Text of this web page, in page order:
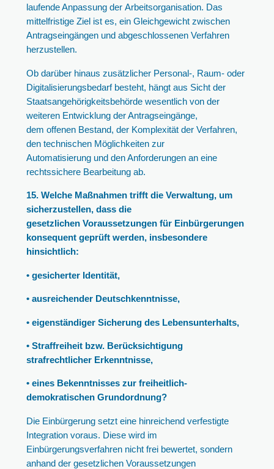
laufende Anpassung der Arbeitsorganisation. Das
mittelfristige Ziel ist es, ein Gleichgewicht zwischen
Antragseingängen und abgeschlossenen Verfahren
herzustellen.
Ob darüber hinaus zusätzlicher Personal-, Raum- oder
Digitalisierungsbedarf besteht, hängt aus Sicht der
Staatsangehörigkeitsbehörde wesentlich von der
weiteren Entwicklung der Antragseingänge,
dem offenen Bestand, der Komplexität der Verfahren,
den technischen Möglichkeiten zur
Automatisierung und den Anforderungen an eine
rechtssichere Bearbeitung ab.
15. Welche Maßnahmen trifft die Verwaltung, um
sicherzustellen, dass die
gesetzlichen Voraussetzungen für Einbürgerungen
konsequent geprüft werden, insbesondere
hinsichtlich:
• gesicherter Identität,
• ausreichender Deutschkenntnisse,
• eigenständiger Sicherung des Lebensunterhalts,
• Straffreiheit bzw. Berücksichtigung
strafrechtlicher Erkenntnisse,
• eines Bekenntnisses zur freiheitlich-
demokratischen Grundordnung?
Die Einbürgerung setzt eine hinreichend verfestigte
Integration voraus. Diese wird im
Einbürgerungsverfahren nicht frei bewertet, sondern
anhand der gesetzlichen Voraussetzungen